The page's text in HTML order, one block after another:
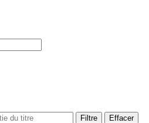
Filtre Effacer